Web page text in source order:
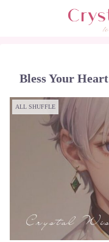
Bless Your Heart
ALL SHUFFLE